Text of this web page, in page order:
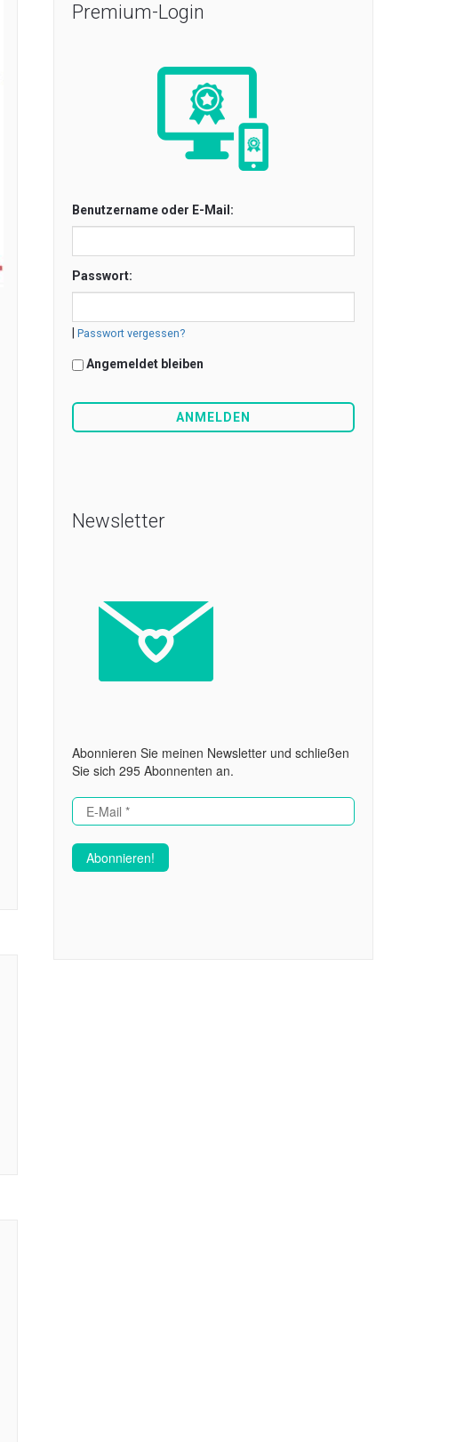
Premium-Login
Benutzername oder E-Mail:
Passwort:
Passwort vergessen?
Angemeldet bleiben
Newsletter
Abonnieren Sie meinen Newsletter und schließen
Sie sich 295 Abonnenten an.